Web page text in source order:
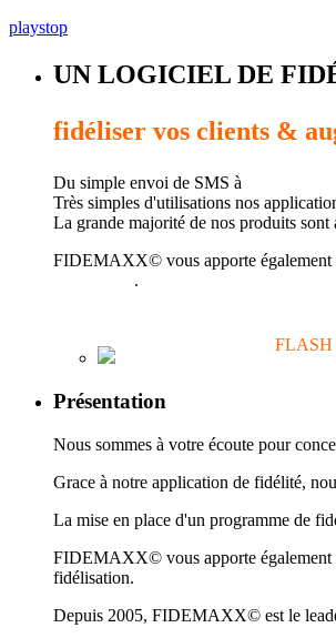
playstop
UN LOGICIEL DE
fidéliser vos clients &
Du simple envoi de SMS à
Très simples d'utilisations nos
La grande majorité de nos produits sont
FIDEMAXX© vous apporte également
.
FLASH
Présentation
Nous sommes à votre écoute pour
Grace à notre application de fidélité,
La mise en place d'un programme de
FIDEMAXX© vous apporte également
fidélisation.
Depuis 2005, FIDEMAXX© est le